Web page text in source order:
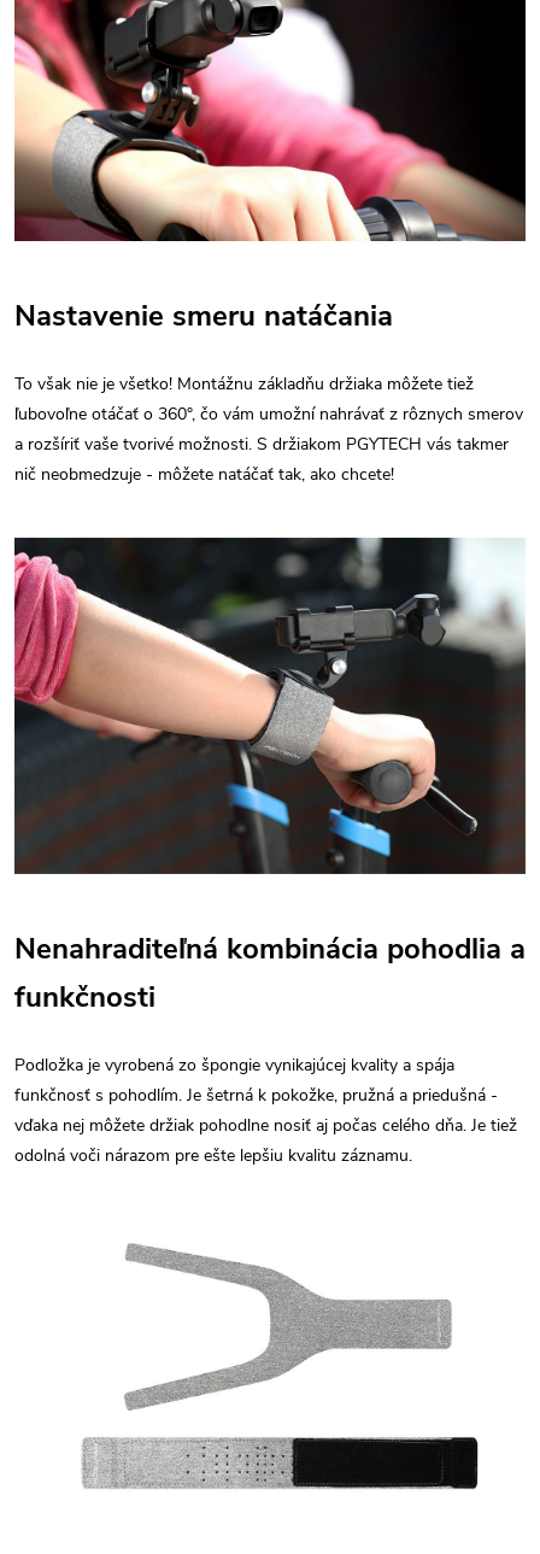
Nastavenie smeru natáčania
To však nie je všetko! Montážnu základňu držiaka môžete tiež
ľubovoľne otáčať o 360°, čo vám umožní nahrávať z rôznych smerov
a rozšíriť vaše tvorivé možnosti. S držiakom PGYTECH vás takmer
nič neobmedzuje - môžete natáčať tak, ako chcete!
Nenahraditeľná kombinácia pohodlia a
funkčnosti
Podložka je vyrobená zo špongie vynikajúcej kvality a spája
funkčnosť s pohodlím. Je šetrná k pokožke, pružná a priedušná -
vďaka nej môžete držiak pohodlne nosiť aj počas celého dňa. Je tiež
odolná voči nárazom pre ešte lepšiu kvalitu záznamu.